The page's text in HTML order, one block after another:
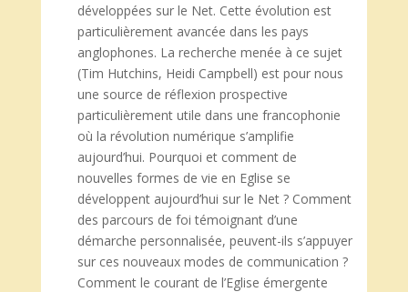
développées sur le Net. Cette évolution est
particulièrement avancée dans les pays
anglophones. La recherche menée à ce sujet
(Tim Hutchins, Heidi Campbell) est pour nous
une source de réflexion prospective
particulièrement utile dans une francophonie
où la révolution numérique s’amplifie
aujourd’hui. Pourquoi et comment de
nouvelles formes de vie en Eglise se
développent aujourd’hui sur le Net ? Comment
des parcours de foi témoignant d’une
démarche personnalisée, peuvent-ils s’appuyer
sur ces nouveaux modes de communication ?
Comment le courant de l’Eglise émergente